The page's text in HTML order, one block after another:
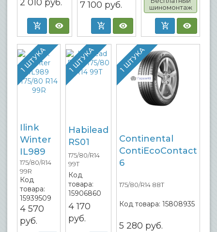
2 010 руб. 7 100 руб.
шиномонтаж
1 ШТУКА
Ilink
Winter
IL989
175/80/R14
99R
Код
товара:
15939509
4 570
руб.
1 ШТУКА
Habilead
RS01
175/80/R14
99T
Код
товара:
15906860
4 170
руб.
1 ШТУКА
Continental
ContiEcoContact
6
175/80/R14 88T
Код товара: 15808935
5 280 руб.